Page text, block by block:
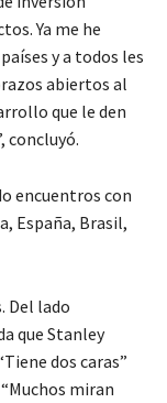
Ya me he
y a todos les
abiertos al
que le den
concluyó.
encuentros con
España, Brasil,
Del lado
que Stanley
dos caras”
miran